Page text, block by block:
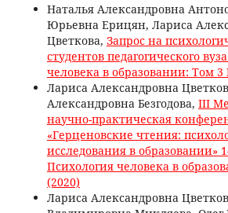
Наталья Александровна
Юрьевна Ерицян, Лариса
Цветкова, Запрос на
студентов педагогического вуза
человека в образовании: Том 3
Лариса Александровна
Александровна Безгодова, III
научно-практическая
«Герценовские чтения:
исследования в образовании»
Психология человека в
(2020)
Лариса Александровна